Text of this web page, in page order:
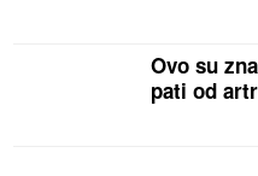
Ovo su
pati od